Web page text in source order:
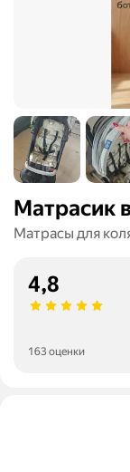
Матрасик
Матрасы для
4,8
163 оценки